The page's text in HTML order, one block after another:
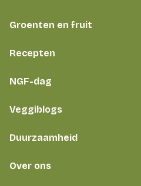
Groenten en fruit
Recepten
NGF-dag
Veggiblogs
Duurzaamheid
Over ons